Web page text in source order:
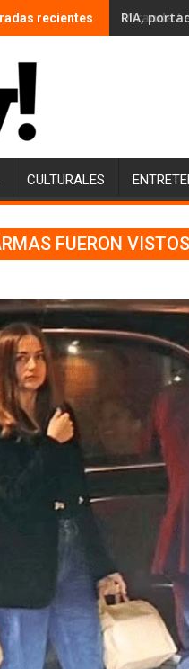
recientes RIA,
CULTURALES
FUERON